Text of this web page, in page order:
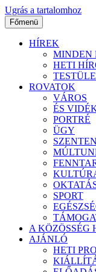
Ugrás a tartalomhoz
Főmenü
HÍREK
MINDEN
HETI
ROVATOK
VÁROS
ÉS
PORTRÉ
ÜGY
SPORT
A KÖZÖSSÉG
AJÁNLÓ
HETI